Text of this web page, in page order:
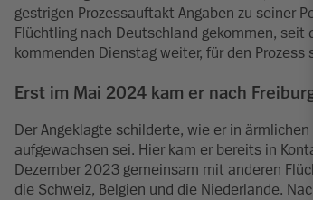
gestrigen Prozessauftakt Angaben zu seiner
Flüchtling nach Deutschland gekommen, seit
kommenden Dienstag weiter, für den
Erst im Mai 2024 kam er nach
Der Angeklagte schilderte, wie er in
aufgewachsen sei. Hier kam er bereits in
Dezember 2023 gemeinsam mit anderen
die Schweiz, Belgien und die Niederlande.